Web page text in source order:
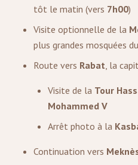
tôt le matin (vers 7h00)
Visite optionnelle de la
plus grandes mosquées
Route vers Rabat, la
Visite de la Tour
Mohammed V
Arrêt photo à la
Continuation vers